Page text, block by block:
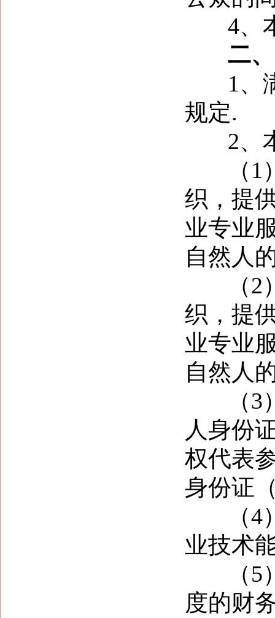
4、
二、
1、
规定.
2、
（ 1
织，提
业专业
自然人
（2
织，提
业专业
自然人
（3
人身份
权代表
身份证
（4
业技术
（5
度的财